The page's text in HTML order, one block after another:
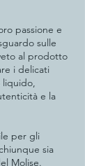
passione e
sulle
al prodotto
i delicati
liquido,
e la
per gli
sia
Molise.